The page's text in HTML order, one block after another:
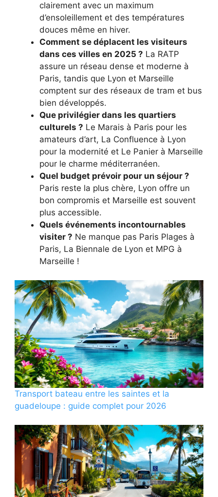
clairement avec un maximum
d’ensoleillement et des températures
douces même en hiver.
Comment se déplacent les visiteurs
dans ces villes en 2025 ? La RATP
assure un réseau dense et moderne à
Paris, tandis que Lyon et Marseille
comptent sur des réseaux de tram et bus
bien développés.
Que privilégier dans les quartiers
culturels ? Le Marais à Paris pour les
amateurs d’art, La Confluence à Lyon
pour la modernité et Le Panier à Marseille
pour le charme méditerranéen.
Quel budget prévoir pour un séjour ?
Paris reste la plus chère, Lyon offre un
bon compromis et Marseille est souvent
plus accessible.
Quels événements incontournables
visiter ? Ne manque pas Paris Plages à
Paris, La Biennale de Lyon et MPG à
Marseille !
Transport bateau entre les saintes et la
guadeloupe : guide complet pour 2026